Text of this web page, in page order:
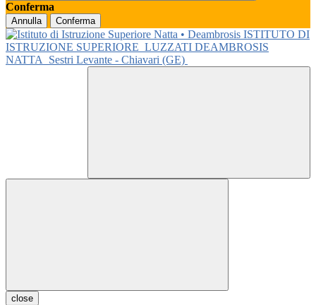
Conferma
Annulla Conferma
ISTITUTO DI
ISTRUZIONE SUPERIORE LUZZATI DEAMBROSIS
NATTA
Sestri Levante - Chiavari (GE)
close